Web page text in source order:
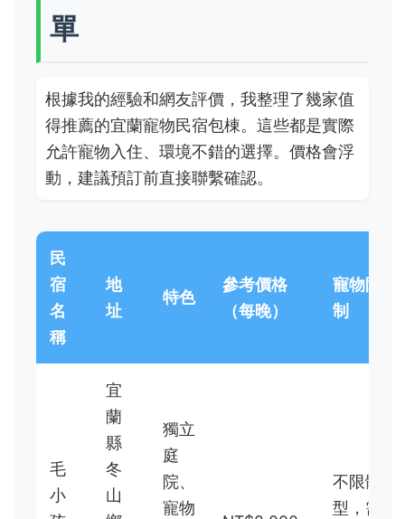
單
根據我的經驗和網友評價，我整理了幾家值
得推薦的宜蘭寵物民宿包棟。這些都是實際
允許寵物入住、環境不錯的選擇。價格會浮
動，建議預訂前直接聯繫確認。
民
宿
名
稱
地
址
特色
參考價格
（每晚）
寵物限
制
毛
小
宜
蘭
縣
冬
山
獨立
庭
院、
寵物
不限體
型，需